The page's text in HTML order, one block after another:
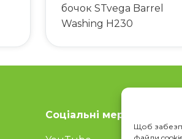
Щоб
бочок STvega Barrel
Washing H230
Соціальні мережі